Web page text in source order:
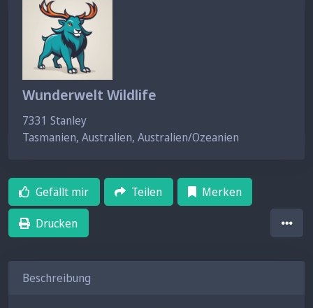
Wunderwelt Wildlife
7331 Stanley
Tasmanien, Australien, Australien/Ozeanien
Gefällt mir Teilen Merken
Drucken
Beschreibung